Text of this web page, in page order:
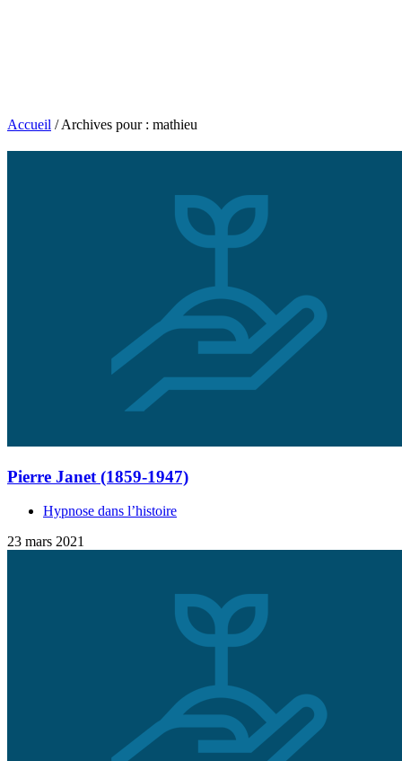
Accueil /Archives pour : mathieu
Pierre Janet (1859-1947)
Hypnose dans l’histoire
23 mars 2021